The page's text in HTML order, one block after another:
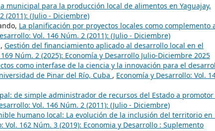
municipal para la producción local de alimentos en Yaguajay,
(2011): (Julio - Diciembre)
La planificación por proyectos locales como complemento
Vol. 146 Núm. 2 (2011): (Julio - Diciembre)
Gestión del financiamiento aplicado al desarrollo local en el
Núm. 2 (2025): Economía y Desarrollo Julio-Diciembre 2025
como interfase de la ciencia y la innovación para el
de Pinar del Río, Cuba , Economía y Desarrollo: Vol.
de simple administrador de recursos del Estado a promotor
Vol. 146 Núm. 2 (2011): (Julio - Diciembre)
humano local: La evolución de la inclusión del territorio en
Vol. 162 Núm. 3 (2019): Economia y Desarrollo : Suplemento